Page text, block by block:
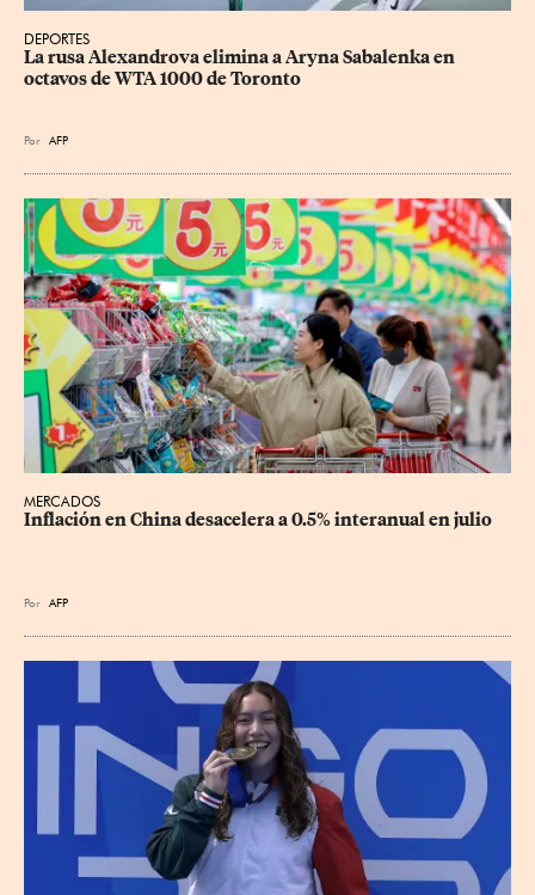
DEPORTES
La rusa Alexandrova elimina a Aryna Sabalenka en
octavos de WTA 1000 de Toronto
Por AFP
MERCADOS
Inflación en China desacelera a 0.5% interanual en julio
Por AFP